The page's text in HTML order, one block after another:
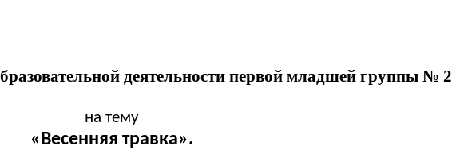
деятельности первой младшей группы № 2
на тему
«Весенняя травка».